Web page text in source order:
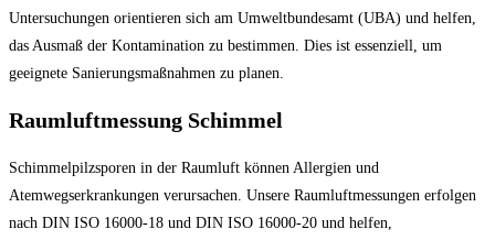
Untersuchungen orientieren sich am Umweltbundesamt (UBA) und helfen,
das Ausmaß der Kontamination zu bestimmen. Dies ist essenziell, um
geeignete Sanierungsmaßnahmen zu planen.
Raumluftmessung Schimmel
Schimmelpilzsporen in der Raumluft können Allergien und
Atemwegserkrankungen verursachen. Unsere Raumluftmessungen erfolgen
nach DIN ISO 16000-18 und DIN ISO 16000-20 und helfen,